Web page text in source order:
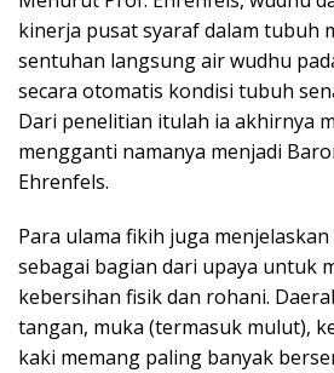
kinerja pusat syaraf dalam tubuh
sentuhan langsung air wudhu
secara otomatis kondisi tubuh
Dari penelitian itulah ia akhirnya
mengganti namanya menjadi
Ehrenfels.
Para ulama fikih juga
sebagai bagian dari upaya untuk
kebersihan fisik dan rohani.
tangan, muka (termasuk mulut),
kaki memang paling banyak